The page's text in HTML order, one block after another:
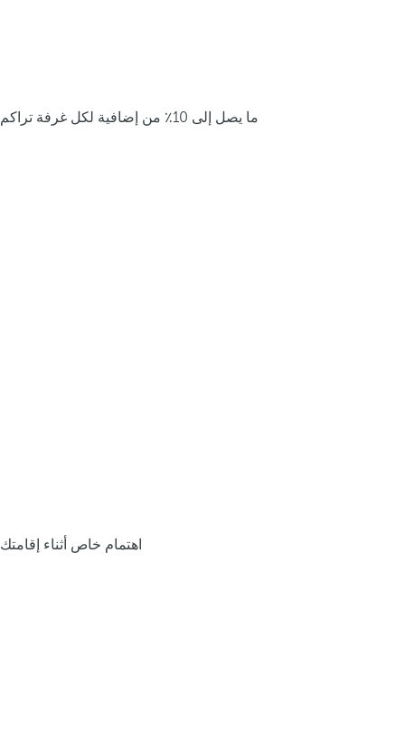
ما يصل إلى 10٪ من إضافية لكل غرفة تراكم
اهتمام خاص أثناء إقامتك